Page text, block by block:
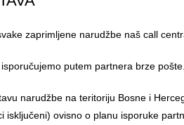
zaprimljene narudžbe naš call
putem partnera brze pošte.
narudžbe na teritoriju Bosne i
isključeni) ovisno o planu isporuke